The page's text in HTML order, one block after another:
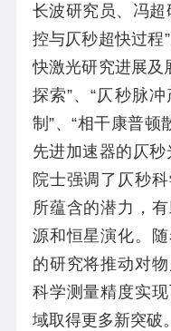
长波研究员、冯超
控与仄秒超快过
快激光研究进展及
探索”、“仄秒脉
制”、“相干康普顿
先进加速器的仄
院士强调了仄秒
所蕴含的潜力，
源和恒星演化。
的研究将推动对
科学测量精度实
域取得更多新突破。